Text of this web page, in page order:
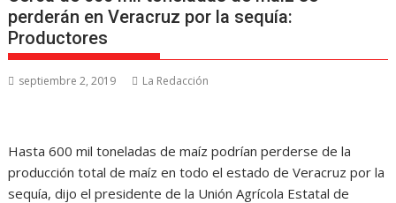
perderán en Veracruz por la sequía:
Productores
septiembre 2, 2019 La Redacción
Hasta 600 mil toneladas de maíz podrían perderse de la
producción total de maíz en todo el estado de Veracruz por la
sequía, dijo el presidente de la Unión Agrícola Estatal de